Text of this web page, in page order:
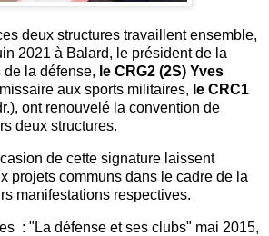
deux structures travaillent ensemble,
2021 à Balard, le président de la
la défense, le CRG2 (2S) Yves
aux sports militaires, le CRC1
ont renouvelé la convention de
deux structures.
de cette signature laissent
projets communs dans le cadre de la
manifestations respectives.
: "La défense et ses clubs" mai 2015,